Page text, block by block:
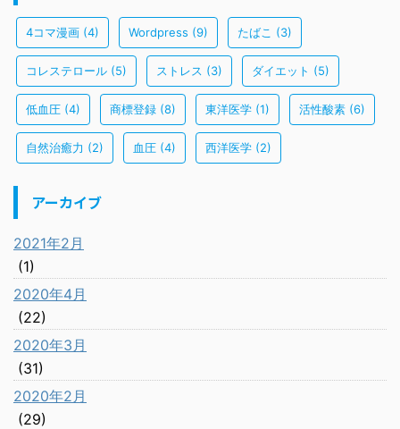
4コマ漫画 (4) Wordpress (9) たばこ (3)
コレステロール (5) ストレス (3) ダイエット (5)
低血圧 (4) 商標登録 (8) 東洋医学 (1) 活性酸素 (6)
自然治癒力 (2) 血圧 (4) 西洋医学 (2)
アーカイブ
2021年2月
(1)
2020年4月
(22)
2020年3月
(31)
2020年2月
(29)